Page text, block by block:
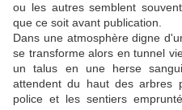
ou les autres semblent
que ce soit avant publication.
Dans une atmosphère digne
se transforme alors en tunnel
un talus en une herse
attendent du haut des arbres
police et les sentiers